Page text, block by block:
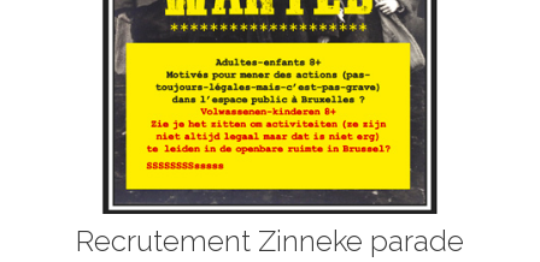
Recrutement Zinneke parade